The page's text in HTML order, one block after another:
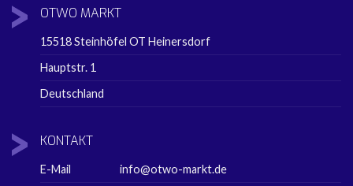
OTWO MARKT
15518 Steinhöfel OT Heinersdorf
Hauptstr. 1
Deutschland
KONTAKT
E-Mail
info@otwo-markt.de